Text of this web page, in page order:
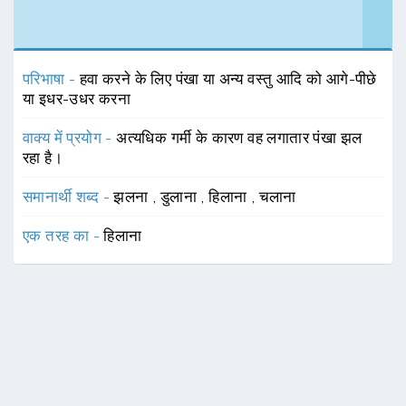
परिभाषा -हवा करने के लिए पंखा या अन्य वस्तु आदि को आगे-पीछे
या इधर-उधर करना
वाक्य में प्रयोग -अत्यधिक गर्मी के कारण वह लगातार पंखा झल
रहा है।
समानार्थी शब्द -झलना ,डुलाना ,हिलाना ,चलाना
एक तरह का -हिलाना